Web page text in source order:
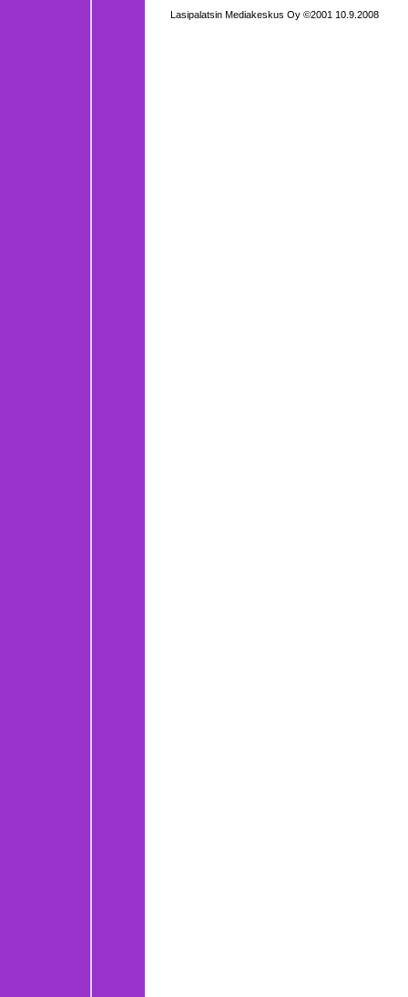
Lasipalatsin Mediakeskus Oy ©2001 10.9.2008